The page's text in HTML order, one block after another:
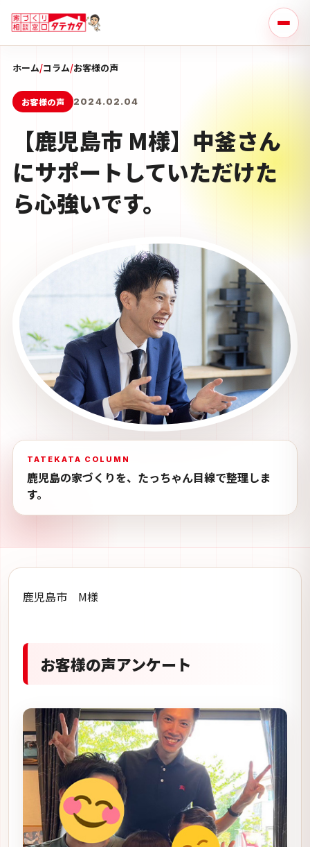
ホーム/コラム/お客様の声
お客様の声 2024.02.04
【鹿児島市 M様】中釜さん
にサポートしていただけた
ら心強いです。
TATEKATA COLUMN
鹿児島の家づくりを、たっちゃん目線で整理しま
す。
鹿児島市 M様
お客様の声アンケート